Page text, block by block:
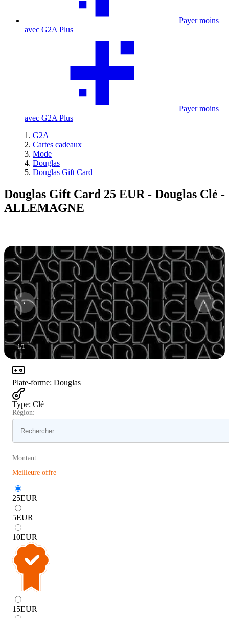
Payer moins
avec G2A Plus
Payer moins
avec G2A Plus
G2A
Cartes cadeaux
Mode
Douglas
Douglas Gift Card
Douglas Gift Card 25 EUR - Douglas Clé -
ALLEMAGNE
1/1
Plate-forme: Douglas
Type: Clé
Région:
Montant:
Meilleure offre
25EUR
5EUR
10EUR
15EUR